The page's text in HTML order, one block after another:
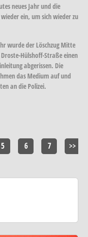
neues Jahr und die
ein, um sich wieder zu
wurde der Löschzug Mitte
Hülshoff-Straße einen
abgerissen. Die
das Medium auf und
an die Polizei.
5 6 7 >>